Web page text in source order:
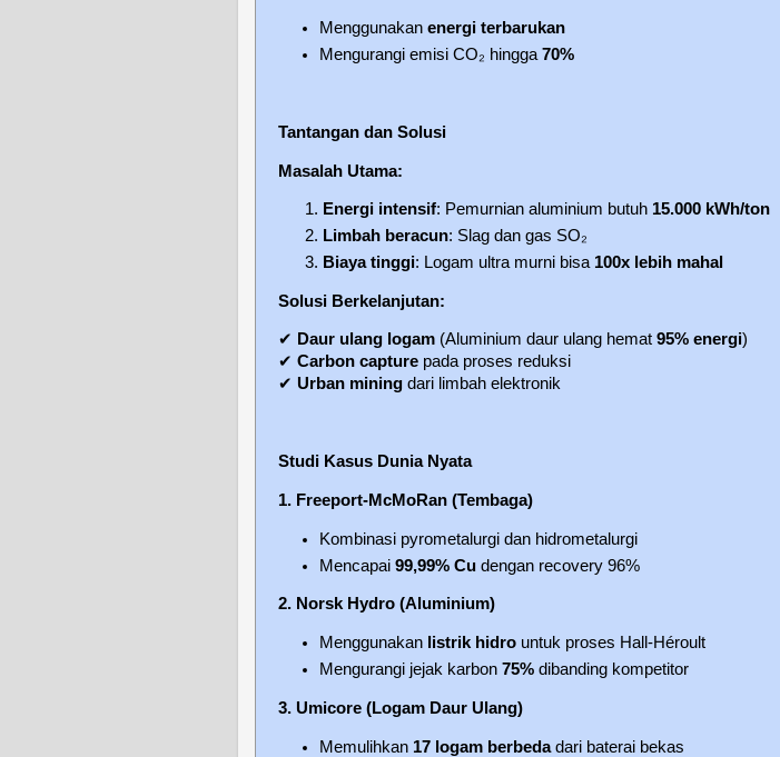
Menggunakanenergi terbarukan
Mengurangi emisi CO₂ hingga70%
Tantangan dan Solusi
Masalah Utama:
Energi intensif: Pemurnian aluminium butuh 15.000 kWh/ton
Limbah beracun: Slag dan gas SO₂
Biaya tinggi: Logam ultra murni bisa 100x lebih mahal
Solusi Berkelanjutan:
✔ Daur ulang logam (Aluminium daur ulang hemat 95% energi)
✔ Carbon capture pada proses reduksi
✔ Urban mining dari limbah elektronik
Studi Kasus Dunia Nyata
1. Freeport-McMoRan (Tembaga)
Kombinasi pyrometalurgi dan hidrometalurgi
Mencapai99,99% Cu dengan recovery 96%
2. Norsk Hydro (Aluminium)
Menggunakan listrik hidro untuk proses Hall-Héroult
Mengurangi jejak karbon75% dibanding kompetitor
3. Umicore (Logam Daur Ulang)
Memulihkan 17 logam berbedadari baterai bekas